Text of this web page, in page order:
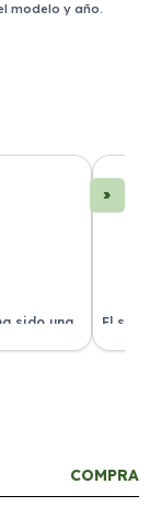
modelo y año.
sido una
sorpresas.
El
proceso
COMPRA